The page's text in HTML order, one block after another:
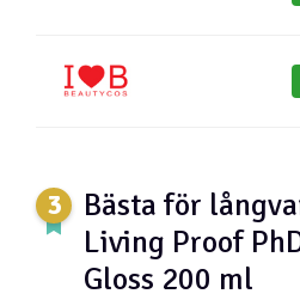
Bästa för
Living Proof
Gloss 200 ml